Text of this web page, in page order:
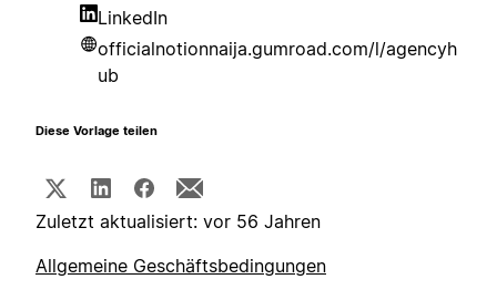
LinkedIn
officialnotionnaija.gumroad.com/l/agencyh
ub
Diese Vorlage teilen
Zuletzt aktualisiert: vor 56 Jahren
Allgemeine Geschäftsbedingungen